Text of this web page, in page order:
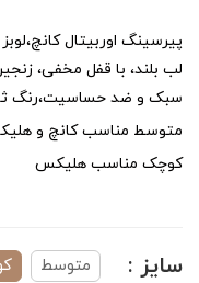
پیرسینگ اوربیتال
لب بلند، با قفل مخفی،
سبک و ضد حساسیت،رنگ
متوسط مناسب کانچ و
کوچک مناسب هلیکس
سایز : متوسط